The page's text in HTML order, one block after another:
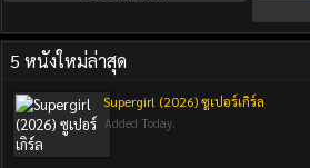
5 หนังใหม่ล่าสุด
Supergirl (2026) ซูเปอร์เกิร์ล
Added Today.